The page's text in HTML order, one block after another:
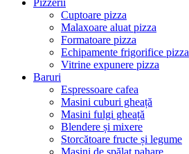
Pizzerii
Cuptoare pizza
Malaxoare aluat pizza
Formatoare pizza
Echipamente frigorifice pizza
Vitrine expunere pizza
Baruri
Espressoare cafea
Masini cuburi gheață
Masini fulgi gheață
Blendere și mixere
Storcătoare fructe și legume
Mașini de spălat pahare